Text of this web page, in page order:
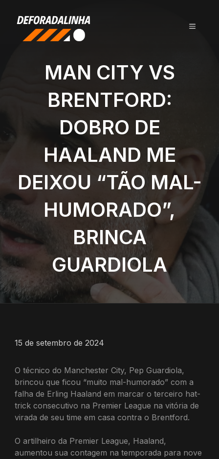
conteúdo
MENU
MAN CITY VS
BRENTFORD:
DOBRO DE
HAALAND ME
DEIXOU “TÃO MAL-
HUMORADO”,
BRINCA
GUARDIOLA
15 de setembro de 2024
O técnico do Manchester City, Pep Guardiola,
brincou que ficou “muito mal-humorado” com a
falha de Erling Haaland em marcar o terceiro hat-
trick consecutivo na Premier League na vitória de
virada de seu time em casa contra o Brentford.
O artilheiro da Premier League, Haaland,
aumentou sua contagem na temporada para nove